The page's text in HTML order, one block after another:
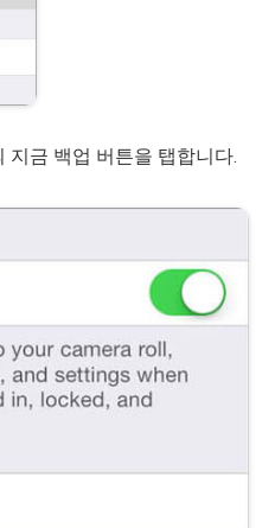
지금 백업 버튼을 탭합니다.